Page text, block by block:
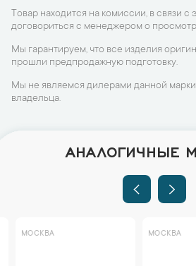
Товар находится на комиссии, в связи с
договориться с менеджером о
Мы гарантируем, что все изделия
прошли предпродажную подготовку.
Мы не являемся дилерами данной
владельца.
АНАЛОГИЧНЫЕ
МОСКВА МОСКВА